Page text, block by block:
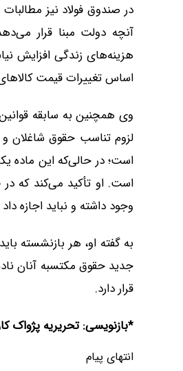
در صندوق فولاد نیز
آنچه دولت مبنا قرار
هزینه‌های زندگی افزایش
اساس تغییرات قیمت
لزوم تناسب حقوق شاغلان و
است؛ در حالی‌که این ماده
است. او تأکید می‌کند که در
وجود داشته و نباید اجازه
به گفته او، هر بازنشسته
جدید حقوق مکتسبه آنان
قرار دارد.
*بازنویسی: تحریریه پژواک
انتهای پیام